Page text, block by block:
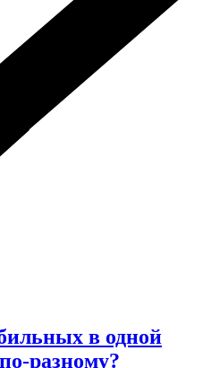
в одной
разному?